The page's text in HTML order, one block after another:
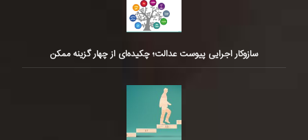
سازوکار اجرایی پیوست عدالت؛ چکیده‌ای از چهار گزینه ممکن